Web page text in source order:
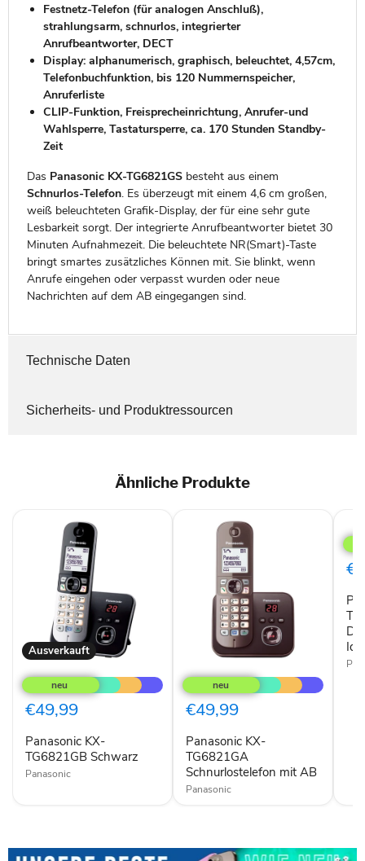
Festnetz-Telefon (für analogen Anschluß),
strahlungsarm, schnurlos, integrierter
Anrufbeantworter, DECT
Display: alphanumerisch, graphisch, beleuchtet, 4,57cm,
Telefonbuchfunktion, bis 120 Nummernspeicher,
Anruferliste
CLIP-Funktion, Freisprecheinrichtung, Anrufer-und
Wahlsperre, Tastatursperre, ca. 170 Stunden Standby-
Zeit
Das Panasonic KX-TG6821GS besteht aus einem
Schnurlos-Telefon. Es überzeugt mit einem 4,6 cm großen,
weiß beleuchteten Grafik-Display, der für eine sehr gute
Lesbarkeit sorgt. Der integrierte Anrufbeantworter bietet 30
Minuten Aufnahmezeit. Die beleuchtete NR(Smart)-Taste
bringt smartes zusätzliches Können mit. Sie blinkt, wenn
Anrufe eingehen oder verpasst wurden oder neue
Nachrichten auf dem AB eingegangen sind.
Technische Daten
Sicherheits- und Produktressourcen
Ähnliche Produkte
Ausverkauft
Panasonic
KX-
TG6821GB
Schwarz
€49,99
Panasonic KX-
TG6821GB Schwarz
Panasonic
KX-
TG6821GA
Schnurlostelefon
mit
€49,99
Panasonic KX-
TG6821GA
Schnurlostelefon mit AB
Panasonic
KX-